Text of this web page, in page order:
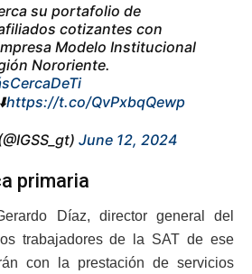
su portafolio de
cotizantes con
Modelo Institucional
Nororiente.
https://t.co/QvPxbqQewp
June 12, 2024
primaria
Díaz, director general del
trabajadores de la SAT de ese
con la prestación de servicios